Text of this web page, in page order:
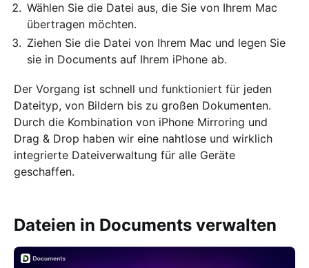
Wählen Sie die Datei aus, die Sie von Ihrem Mac
übertragen möchten.
Ziehen Sie die Datei von Ihrem Mac und legen Sie
sie in Documents auf Ihrem iPhone ab.
Der Vorgang ist schnell und funktioniert für jeden
Dateityp, von Bildern bis zu großen Dokumenten.
Durch die Kombination von iPhone Mirroring und
Drag & Drop haben wir eine nahtlose und wirklich
integrierte Dateiverwaltung für alle Geräte
geschaffen.
Dateien in Documents verwalten